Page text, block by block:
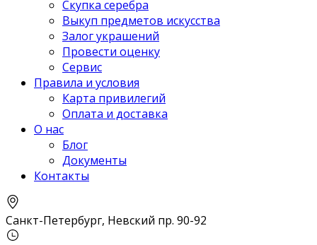
Скупка серебра
Выкуп предметов искусства
Залог украшений
Провести оценку
Сервис
Правила и условия
Карта привилегий
Оплата и доставка
О нас
Блог
Документы
Контакты
Санкт-Петербург, Невский пр. 90-92